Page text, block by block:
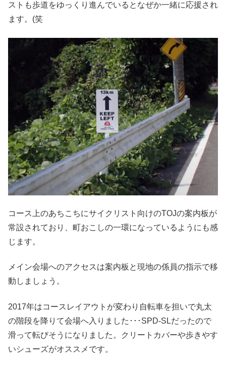
ストも歩道をゆっくり進んでいるとなぜか一緒に応援され
ます。(笑
コース上のあちこちにサイクリスト向けのTOJの案内板が
常設されており、町おこしの一環になっているようにも感
じます。
メイン会場へのアクセスは案内板と現地の係員の指示で移
動しましょう。
2017年はコースレイアウトが変わり自転車を担いで丸太
の階段を降りて会場へ入りました･･･SPD-SLだったので
滑って転びそうになりました。クリートカバーや歩きやす
いシューズがオススメです。